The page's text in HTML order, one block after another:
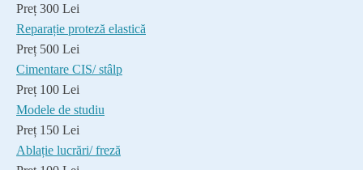
Preț 300 Lei
Reparație proteză elastică
Preț 500 Lei
Cimentare CIS/ stâlp
Preț 100 Lei
Modele de studiu
Preț 150 Lei
Ablație lucrări/ freză